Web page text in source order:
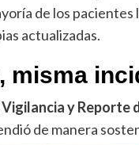
de los
actualizadas.
misma
y Reporte
de manera